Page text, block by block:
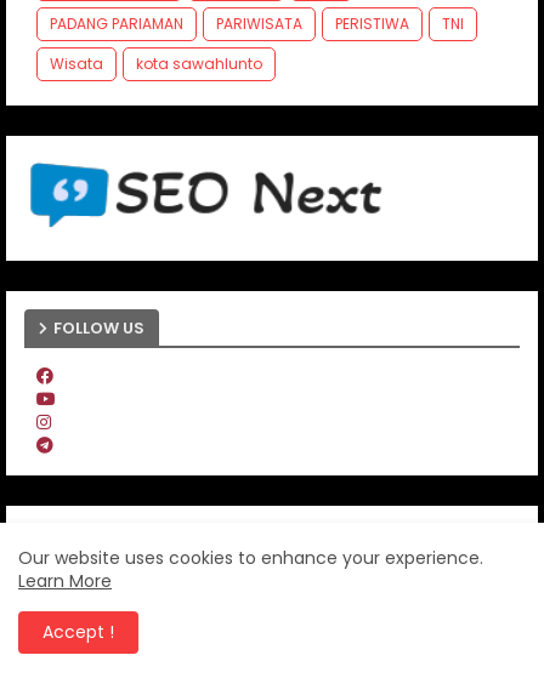
PADANG PARIAMAN
PARIWISATA PERISTIWA
TNI
Wisata
kota sawahlunto
FOLLOW US
Ranah Minang
Beranda
Our website uses cookies to enhance your experience.
Learn More
Accept !